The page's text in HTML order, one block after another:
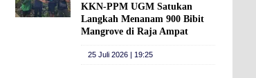
KKN-PPM UGM Satukan
Langkah Menanam 900 Bibit
Mangrove di Raja Ampat
25 Juli 2026 | 19:25